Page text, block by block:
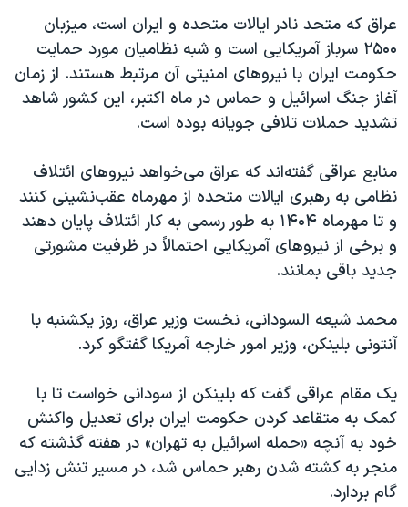
عراق که متحد نادر ایالات متحده و ایران است، میزبان
۲۵۰۰ سرباز آمریکایی است و شبه نظامیان مورد حمایت
حکومت ایران با نیروهای امنیتی آن مرتبط هستند. از زمان
آغاز جنگ اسرائیل و حماس در ماه اکتبر، این کشور شاهد
تشدید حملات تلافی جویانه بوده است.
منابع عراقی گفته‌اند که عراق می‌خواهد نیروهای ائتلاف
نظامی به رهبری ایالات متحده از مهرماه عقب‌نشینی کنند
و تا مهرماه ۱۴۰۴ به طور رسمی به کار ائتلاف پایان دهند
و برخی از نیروهای آمریکایی احتمالاً در ظرفیت مشورتی
جدید باقی بمانند.
محمد شیعه السودانی، نخست وزیر عراق، روز یکشنبه با
آنتونی بلینکن، وزیر امور خارجه آمریکا گفتگو کرد.
یک مقام عراقی گفت که بلینکن از سودانی خواست تا با
کمک به متقاعد کردن حکومت ایران برای تعدیل واکنش
خود به آنچه «حمله اسرائیل به تهران» در هفته گذشته که
منجر به کشته شدن رهبر حماس شد، در مسیر تنش زدایی
گام بردارد.